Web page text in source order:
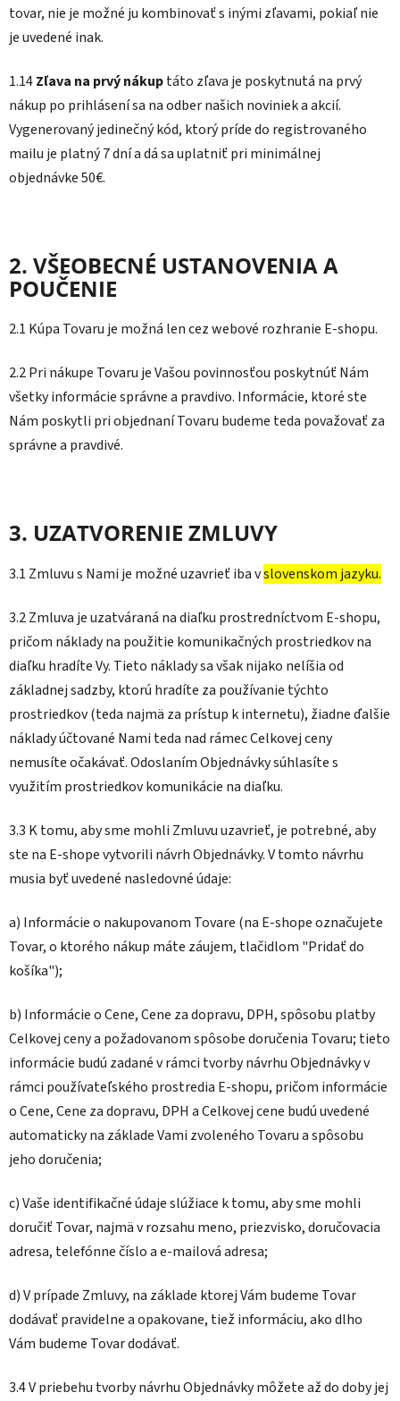
tovar, nie je možné ju kombinovať s inými zľavami, pokiaľ nie
je uvedené inak.
1.14Zľava na prvý nákuptáto zľava je poskytnutá na prvý
nákup po prihlásení sa na odber našich noviniek a akcií.
Vygenerovaný jedinečný kód, ktorý príde do registrovaného
mailu je platný 7 dní a dá sa uplatniť pri minimálnej
objednávke 50€.
2. VŠEOBECNÉ USTANOVENIA A
POUČENIE
2.1 Kúpa Tovaru je možná len cez webové rozhranie E-shopu.
2.2 Pri nákupe Tovaru je Vašou povinnosťou poskytnúť Nám
všetky informácie správne a pravdivo. Informácie, ktoré ste
Nám poskytli pri objednaní Tovaru budeme teda považovať za
správne a pravdivé.
3. UZATVORENIE ZMLUVY
3.1 Zmluvu s Nami je možné uzavrieť iba vslovenskom jazyku.
3.2 Zmluva je uzatváraná na diaľku prostredníctvom E-shopu,
pričom náklady na použitie komunikačných prostriedkov na
diaľku hradíte Vy. Tieto náklady sa však nijako nelíšia od
základnej sadzby, ktorú hradíte za používanie týchto
prostriedkov (teda najmä za prístup k internetu), žiadne ďalšie
náklady účtované Nami teda nad rámec Celkovej ceny
nemusíte očakávať. Odoslaním Objednávky súhlasíte s
využitím prostriedkov komunikácie na diaľku.
3.3 K tomu, aby sme mohli Zmluvu uzavrieť, je potrebné, aby
ste na E-shope vytvorili návrh Objednávky. V tomto návrhu
musia byť uvedené nasledovné údaje:
a) Informácie o nakupovanom Tovare (na E-shope označujete
Tovar, o ktorého nákup máte záujem, tlačidlom "Pridať do
košíka");
b) Informácie o Cene, Cene za dopravu, DPH, spôsobu platby
Celkovej ceny a požadovanom spôsobe doručenia Tovaru; tieto
informácie budú zadané v rámci tvorby návrhu Objednávky v
rámci používateľského prostredia E-shopu, pričom informácie
o Cene, Cene za dopravu, DPH a Celkovej cene budú uvedené
automaticky na základe Vami zvoleného Tovaru a spôsobu
jeho doručenia;
c) Vaše identifikačné údaje slúžiace k tomu, aby sme mohli
doručiť Tovar, najmä v rozsahu meno, priezvisko, doručovacia
adresa, telefónne číslo a e-mailová adresa;
d) V prípade Zmluvy, na základe ktorej Vám budeme Tovar
dodávať pravidelne a opakovane, tiež informáciu, ako dlho
Vám budeme Tovar dodávať.
3.4 V priebehu tvorby návrhu Objednávky môžete až do doby jej